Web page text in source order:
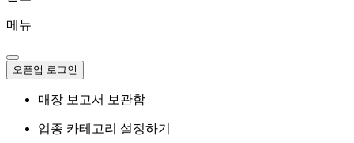
메뉴
오픈업 로그인
매장 보고서 보관함
업종 카테고리 설정하기